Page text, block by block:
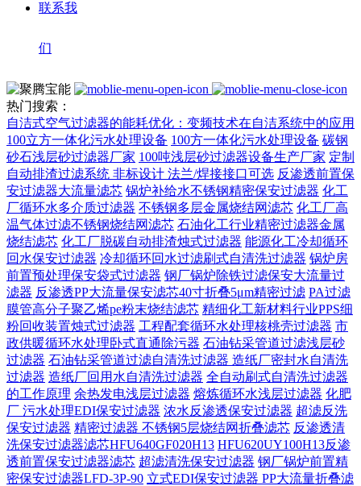
联系我
们
热门搜索：
自洁式空气过滤器的能耗优化：变频技术在自洁系统中的应用
100立方一体化污水处理设备 100方一体化污水处理设备 碳钢
砂石浅层砂过滤器厂家 100吨浅层砂过滤器设备生产厂家 定制
自动排渣过滤系统 非标设计 法兰/焊接接口可选‌ 反渗透前置保
安过滤器大流量滤芯 锅炉补给水不锈钢精密保安过滤器 化工
厂循环水多介质过滤器 不锈钢多层金属烧结网滤芯 化工厂高
温气体过滤不锈钢烧结网滤芯 石油化工行业精密过滤器金属
烧结滤芯 化工厂脱碳自动排渣烛式过滤器 能源化工冷却循环
回水保安过滤器 冷却循环回水过滤刷式自清洗过滤器 锅炉房
前置预处理保安袋式过滤器 钢厂锅炉除铁过滤保安大流量过
滤器 反渗透PP大流量保安滤芯40寸折叠5μm精密过滤 PA过滤
膜管高分子聚乙烯pe粉末烧结滤芯 精细化工新材料行业PPS细
粉回收装置烛式过滤器 工程配套循环水处理核桃壳过滤器 市
政供暖循环水处理卧式直通除污器 石油钻采管道过滤浅层砂
过滤器 石油钻采管道过滤自清洗过滤器 造纸厂密封水自清洗
过滤器 造纸厂回用水自清洗过滤器 全自动刷式自清洗过滤器
的工作原理 余热发电浅层过滤器 熔炼循环水浅层过滤器 化肥
厂 污水处理EDI保安过滤器 浓水反渗透保安过滤器 超滤反洗
保安过滤器 精密过滤器 不锈钢5层烧结网折叠滤芯 反渗透清
洗保安过滤器滤芯HFU640GF020H13 HFU620UY100H13反渗
透前置保安过滤器滤芯 超滤清洗保安过滤器 钢厂锅炉前置精
密保安过滤器LFD-3P-90 立式EDI保安过滤器 PP大流量折叠滤